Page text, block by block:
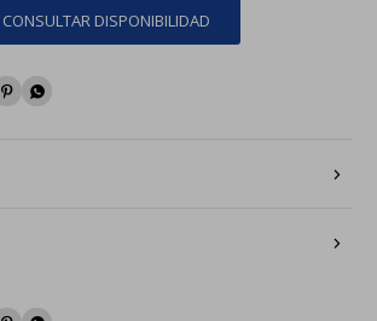
CONSULTAR DISPONIBILIDAD
 